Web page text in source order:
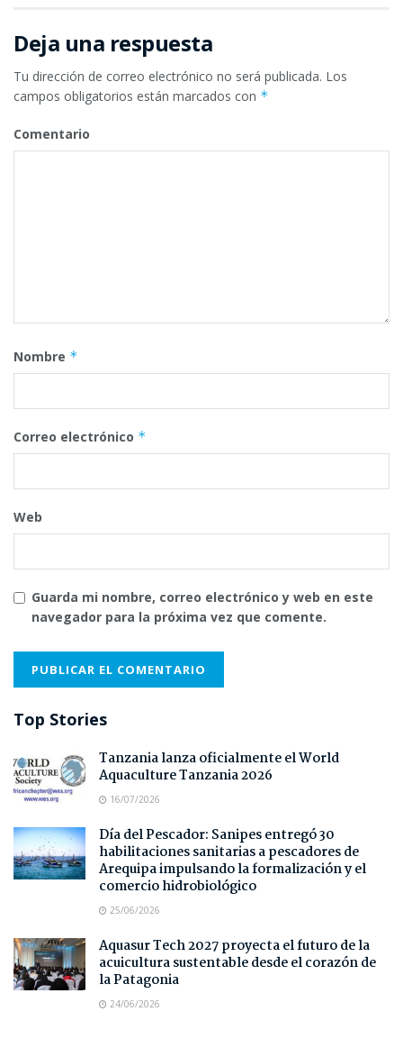
Deja una respuesta
Tu dirección de correo electrónico no será publicada. Los
campos obligatorios están marcados con *
Comentario
Nombre *
Correo electrónico *
Web
Guarda mi nombre, correo electrónico y web en este
navegador para la próxima vez que comente.
Top Stories
Tanzania lanza oficialmente el World
Aquaculture Tanzania 2026
16/07/2026
Día del Pescador: Sanipes entregó 30
habilitaciones sanitarias a pescadores de
Arequipa impulsando la formalización y el
comercio hidrobiológico
25/06/2026
Aquasur Tech 2027 proyecta el futuro de la
acuicultura sustentable desde el corazón de
la Patagonia
24/06/2026